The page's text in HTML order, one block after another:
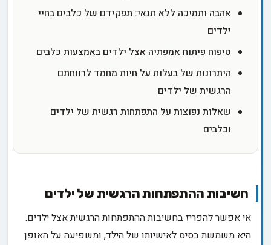
אהבה ותמיכה ללא תנאי: תפקידם של כלבים בחיי
ילדים
טיפוח פיתוח אמפתיה אצל ילדים באמצעות כלבים
היתרונות של בעלות על חיות מחמד לרווחתם
הרגשית של ילדים
שאלות נפוצות על התפתחות רגשית של ילדים
וכלבים
חשיבות ההתפתחות הרגשית של ילדים
אי אפשר להפריז בחשיבות ההתפתחות הרגשית אצל ילדים.
היא משמשת בסיס לאישיותו של הילד, ומשפיעה על האופן